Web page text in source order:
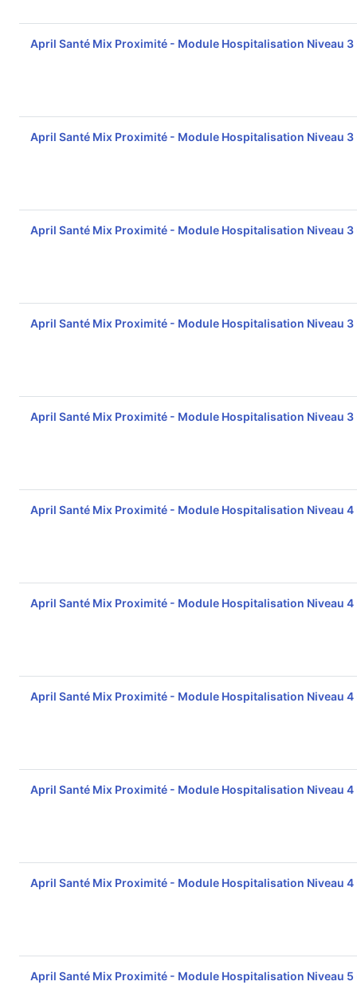
April Santé Mix Proximité - Module Hospitalisation Niveau 3
April Santé Mix Proximité - Module Hospitalisation Niveau 3
April Santé Mix Proximité - Module Hospitalisation Niveau 3
April Santé Mix Proximité - Module Hospitalisation Niveau 3
April Santé Mix Proximité - Module Hospitalisation Niveau 3
April Santé Mix Proximité - Module Hospitalisation Niveau 4
April Santé Mix Proximité - Module Hospitalisation Niveau 4
April Santé Mix Proximité - Module Hospitalisation Niveau 4
April Santé Mix Proximité - Module Hospitalisation Niveau 4
April Santé Mix Proximité - Module Hospitalisation Niveau 4
April Santé Mix Proximité - Module Hospitalisation Niveau 5